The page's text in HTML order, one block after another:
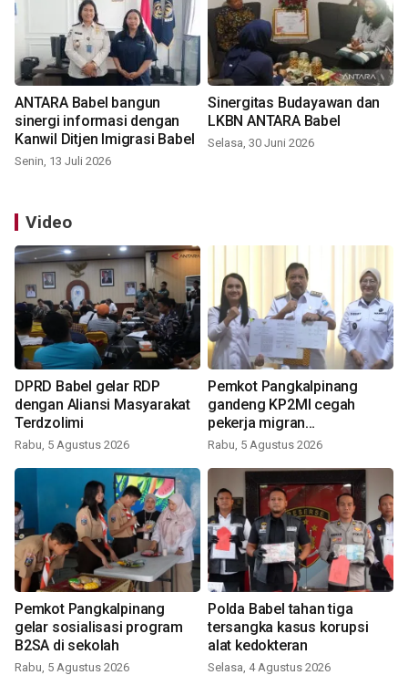
ANTARA Babel bangun
sinergi informasi dengan
Kanwil Ditjen Imigrasi Babel
Senin, 13 Juli 2026
Sinergitas Budayawan dan
LKBN ANTARA Babel
Selasa, 30 Juni 2026
Video
DPRD Babel gelar RDP
dengan Aliansi Masyarakat
Terdzolimi
Rabu, 5 Agustus 2026
Pemkot Pangkalpinang
gandeng KP2MI cegah
pekerja migran
nonprosedural
Rabu, 5 Agustus 2026
Pemkot Pangkalpinang
gelar sosialisasi program
B2SA di sekolah
Rabu, 5 Agustus 2026
Polda Babel tahan tiga
tersangka kasus korupsi
alat kedokteran
Selasa, 4 Agustus 2026